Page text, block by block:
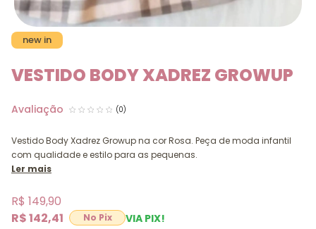
new in
VESTIDO BODY XADREZ GROWUP
(0)
Vestido Body Xadrez Growup na cor Rosa. Peça de moda infantil
com qualidade e estilo para as pequenas.
Ler mais
R$ 142,41 VIA PIX!
R$ 149,90